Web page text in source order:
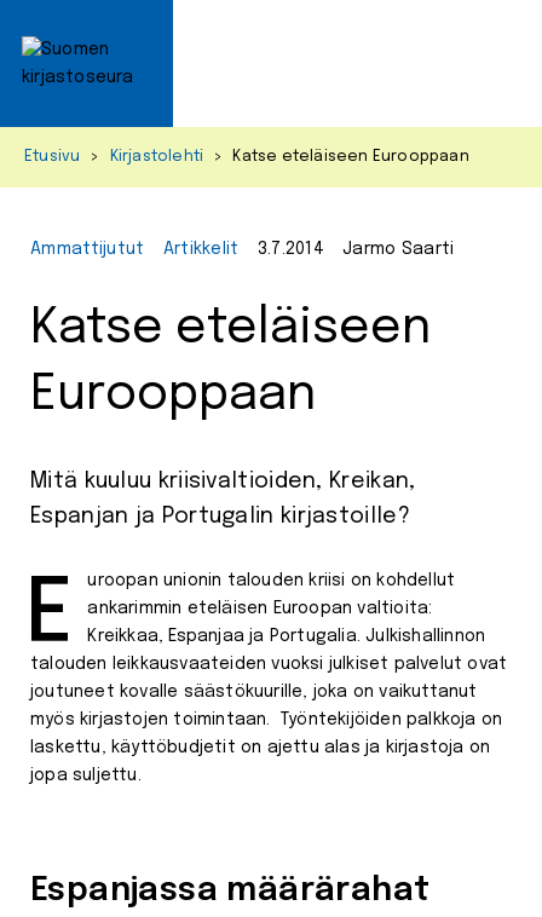
Etusivu > Kirjastolehti > Katse eteläiseen Eurooppaan
Ammattijutut Artikkelit 3.7.2014 Jarmo Saarti
Katse eteläiseen
Eurooppaan
Mitä kuuluu kriisivaltioiden, Kreikan,
Espanjan ja Portugalin kirjastoille?
Euroopan unionin talouden kriisi on kohdellut
ankarimmin eteläisen Euroopan valtioita:
Kreikkaa, Espanjaa ja Portugalia. Julkishallinnon
talouden leikkausvaateiden vuoksi julkiset palvelut ovat
joutuneet kovalle säästökuurille, joka on vaikuttanut
myös kirjastojen toimintaan. Työntekijöiden palkkoja on
laskettu, käyttöbudjetit on ajettu alas ja kirjastoja on
jopa suljettu.
Espanjassa määrärahat